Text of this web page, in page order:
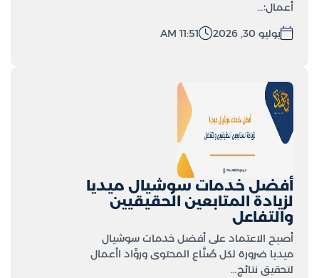
أعمال؛…
يوليو 30, 2026 11:51 AM
أفضل خدمات سوشيال ميديا
لزيادة المتابعين الحقيقيين
والتفاعل
أصبح الاعتماد على أفضل خدمات سوشيال
ميديا ضرورة لكل صُنَّاع المحتوى وروَّاد اأعمال
لتحقيق نتائج…